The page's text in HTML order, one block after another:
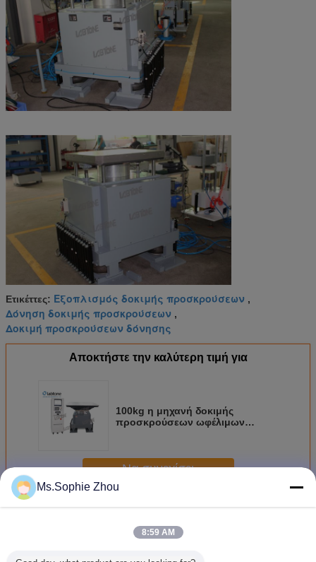
Ετικέττες: Εξοπλισμός δοκιμής προσκρούσεων ,
Δόνηση δοκιμής προσκρούσεων ,
Δοκιμή προσκρούσεων δόνησης
Αποκτήστε την καλύτερη τιμή για
100kg η μηχανή δοκιμής
προσκρούσεων ωφέλιμων
2008
Να συνεχίσει
ΠερισσότεροιΜηχανή δοκιμής προσκρούσεων
Ms.Sophie Zhou
8:59 AM